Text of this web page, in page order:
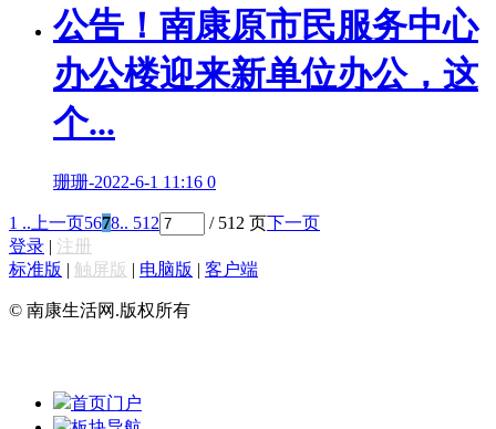
公告！南康原市民服务中心
办公楼迎来新单位办公，这
个...
珊珊-2022-6-1 11:16 0
1 .. 上一页5678.. 512 / 512 页下一页
登录 | 注册
标准版 | 触屏版 | 电脑版 | 客户端
© 南康生活网.版权所有
首页门户